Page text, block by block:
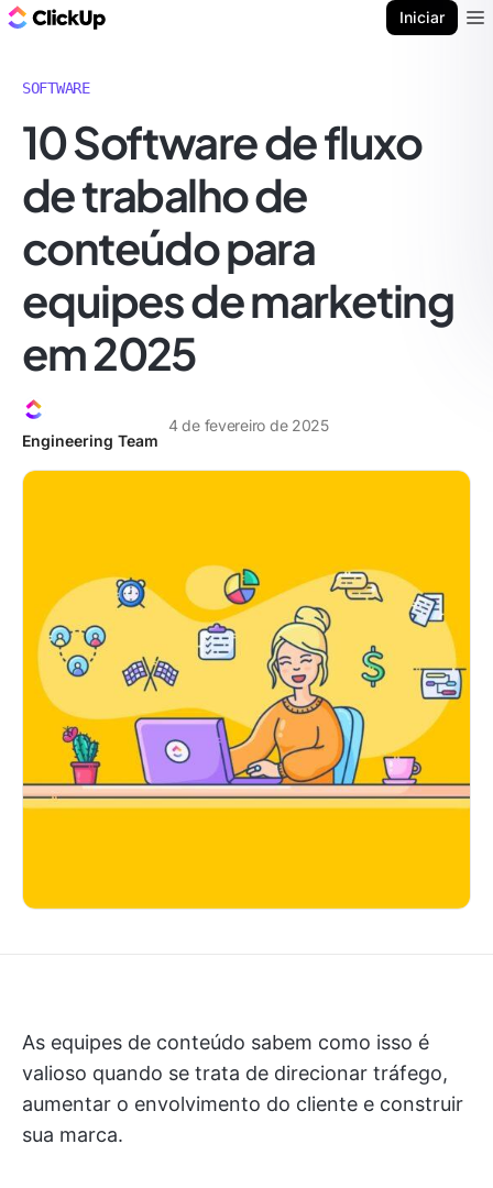
Iniciar
SOFTWARE
10 Software de fluxo
de trabalho de
conteúdo para
equipes de marketing
em 2025
Engineering Team
4 de fevereiro de 2025
As equipes de conteúdo sabem como isso é
valioso quando se trata de direcionar tráfego,
aumentar o envolvimento do cliente e construir
sua marca.